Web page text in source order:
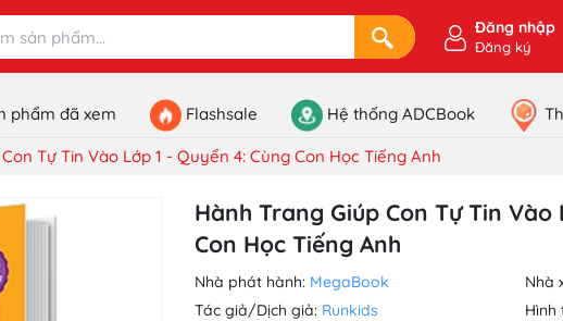
Đăng nhập
Đăng ký
phẩm đã xem Flashsale Hệ thống ADCBook
Tự Tin Vào Lớp 1 - Quyển 4: Cùng Con Học Tiếng Anh
Hành Trang Giúp Con Tự Tin Vào
Con Học Tiếng Anh
Nhà phát hành: MegaBook Nhà
Tác giả/Dịch giả: Runkids Hình